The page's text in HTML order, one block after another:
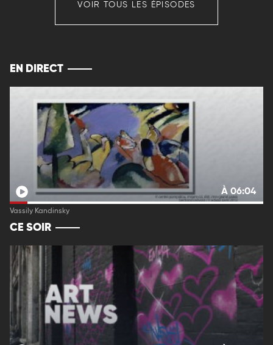
VOIR TOUS LES ÉPISODES
EN DIRECT
À 06:04
Vassily Kandinsky
CE SOIR